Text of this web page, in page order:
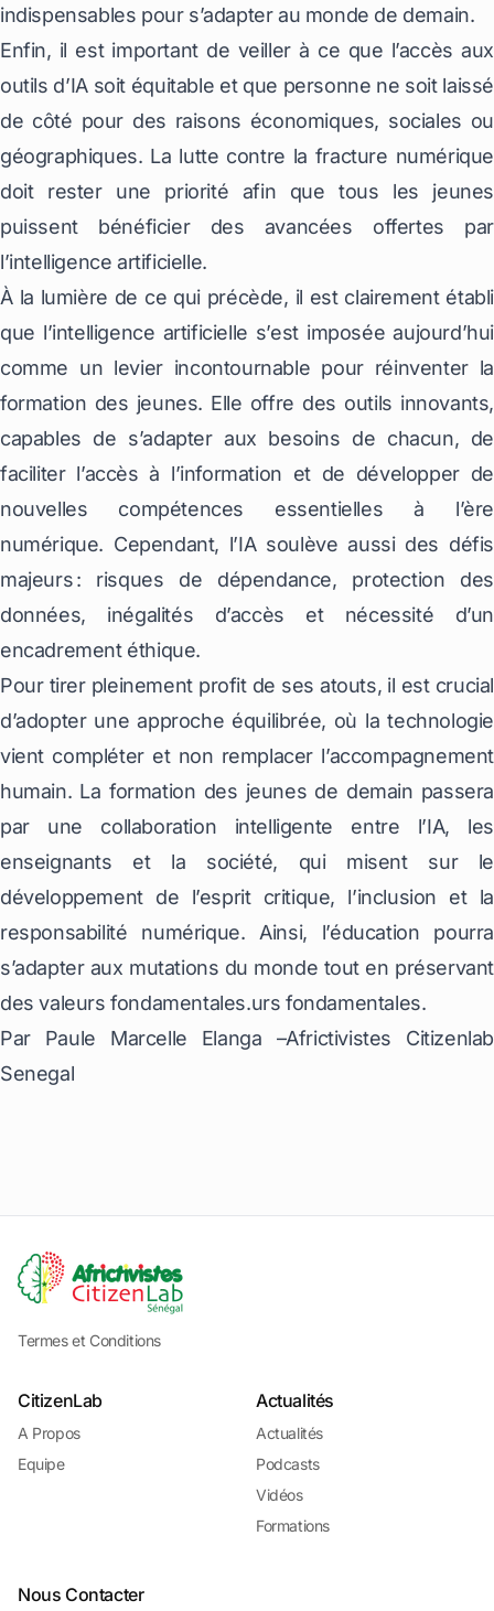
indispensables pour s’adapter au monde de demain.
Enfin, il est important de veiller à ce que l’accès aux
outils d’IA soit équitable et que personne ne soit laissé
de côté pour des raisons économiques, sociales ou
géographiques. La lutte contre la fracture numérique
doit rester une priorité afin que tous les jeunes
puissent bénéficier des avancées offertes par
l’intelligence artificielle.
À la lumière de ce qui précède, il est clairement établi
que l’intelligence artificielle s’est imposée aujourd’hui
comme un levier incontournable pour réinventer la
formation des jeunes. Elle offre des outils innovants,
capables de s’adapter aux besoins de chacun, de
faciliter l’accès à l’information et de développer de
nouvelles compétences essentielles à l’ère
numérique. Cependant, l’IA soulève aussi des défis
majeurs : risques de dépendance, protection des
données, inégalités d’accès et nécessité d’un
encadrement éthique.
Pour tirer pleinement profit de ses atouts, il est crucial
d’adopter une approche équilibrée, où la technologie
vient compléter et non remplacer l’accompagnement
humain. La formation des jeunes de demain passera
par une collaboration intelligente entre l’IA, les
enseignants et la société, qui misent sur le
développement de l’esprit critique, l’inclusion et la
responsabilité numérique. Ainsi, l’éducation pourra
s’adapter aux mutations du monde tout en préservant
des valeurs fondamentales.urs fondamentales.
Par Paule Marcelle Elanga –Africtivistes Citizenlab
Senegal
Termes et Conditions
CitizenLab
A Propos
Equipe
Actualités
Actualités
Podcasts
Vidéos
Formations
Nous Contacter